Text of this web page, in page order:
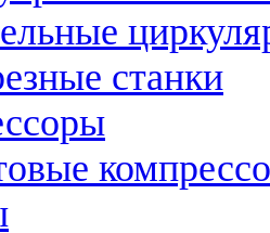
станки